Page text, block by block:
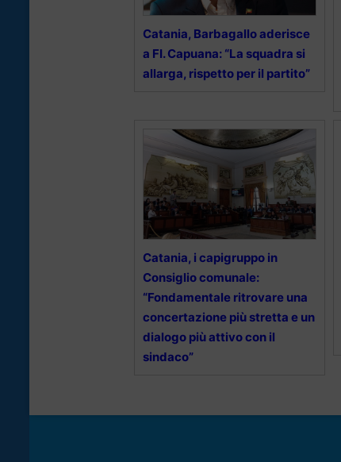
Catania, Barbagallo aderisce
a FI. Capuana: “La squadra si
allarga, rispetto per il partito”
Catania, i capigruppo in
Consiglio comunale:
“Fondamentale ritrovare una
concertazione più stretta e un
dialogo più attivo con il
sindaco”